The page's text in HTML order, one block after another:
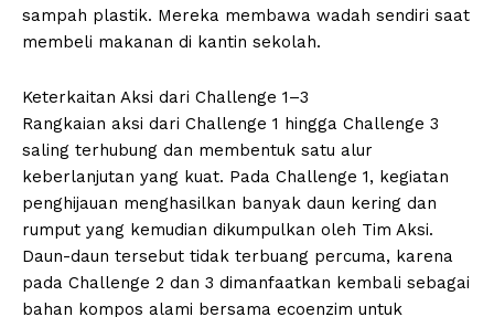
sampah plastik. Mereka membawa wadah sendiri saat
membeli makanan di kantin sekolah.
Keterkaitan Aksi dari Challenge 1–3
Rangkaian aksi dari Challenge 1 hingga Challenge 3
saling terhubung dan membentuk satu alur
keberlanjutan yang kuat. Pada Challenge 1, kegiatan
penghijauan menghasilkan banyak daun kering dan
rumput yang kemudian dikumpulkan oleh Tim Aksi.
Daun-daun tersebut tidak terbuang percuma, karena
pada Challenge 2 dan 3 dimanfaatkan kembali sebagai
bahan kompos alami bersama ecoenzim untuk